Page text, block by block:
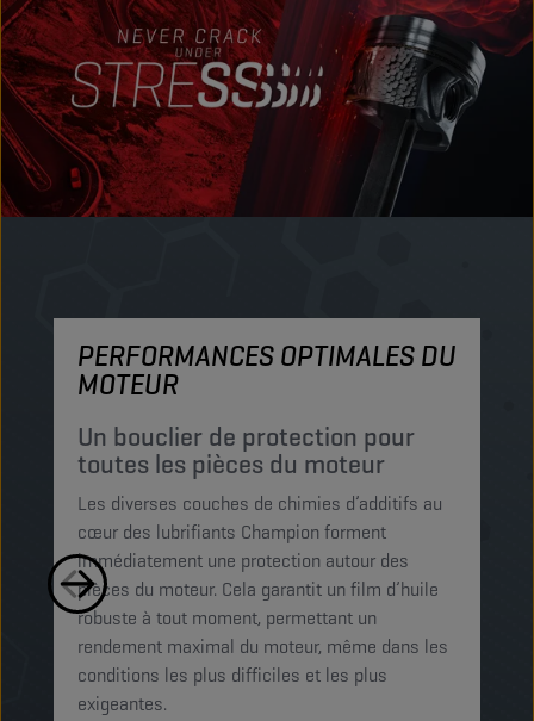
PERFORMANCES OPTIMALES DU
MOTEUR
Un bouclier de protection pour
toutes les pièces du moteur
Les diverses couches de chimies d’additifs au
cœur des lubrifiants Champion forment
immédiatement une protection autour des
pièces du moteur. Cela garantit un film d’huile
robuste à tout moment, permettant un
rendement maximal du moteur, même dans les
conditions les plus difficiles et les plus
exigeantes.